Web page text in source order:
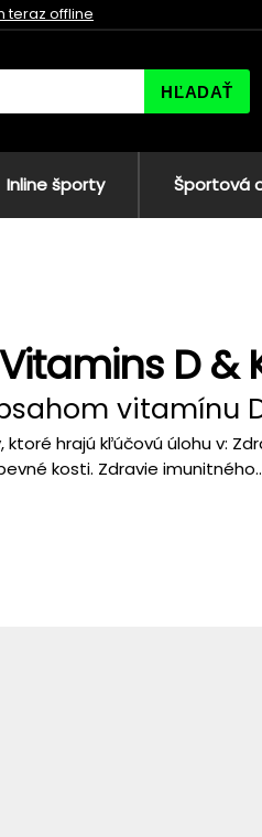
teraz offline
HĽADAŤ
Inline športy Športová
D &
vitamínu
ktoré hrajú kľúčovú úlohu v:
kosti. Zdravie